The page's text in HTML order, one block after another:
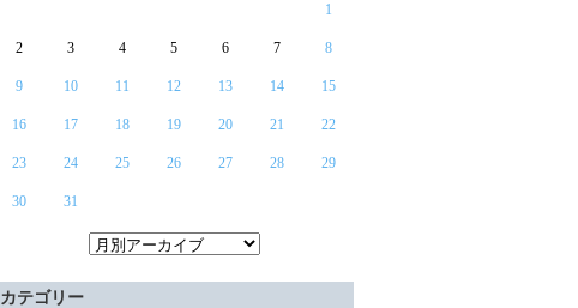
1
2 3 4 5 6 7 8
9 10 11 12 13 14 15
16 17 18 19 20 21 22
23 24 25 26 27 28 29
30 31
カテゴリー